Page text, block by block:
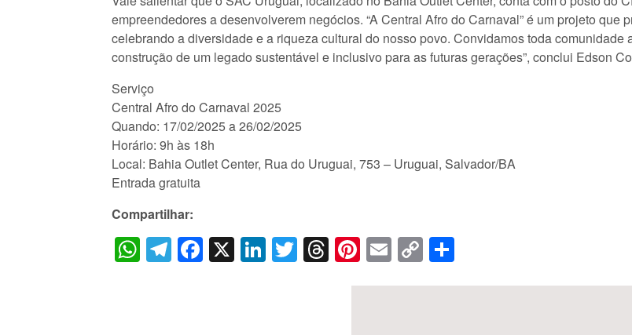
empreendedores a desenvolverem negócios. “A Central Afro do Carnaval” é um projeto que
celebrando a diversidade e a riqueza cultural do nosso povo. Convidamos toda
construção de um legado sustentável e inclusivo para as futuras gerações”, conclui Edson
Serviço
Central Afro do Carnaval 2025
Quando: 17/02/2025 a 26/02/2025
Horário: 9h às 18h
Local: Bahia Outlet Center, Rua do Uruguai, 753 – Uruguai, Salvador/BA
Entrada gratuita
Compartilhar:
WhatsApp
Telegram
Facebook
X LinkedIn
Twitter
Threads
Pinterest
Email
Copy
Link